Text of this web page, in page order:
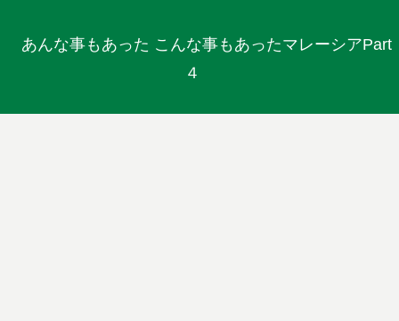
あんな事もあった こんな事もあったマレーシアPart
４